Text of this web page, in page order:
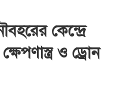
কেন্দ্রে
ও ড্রোন